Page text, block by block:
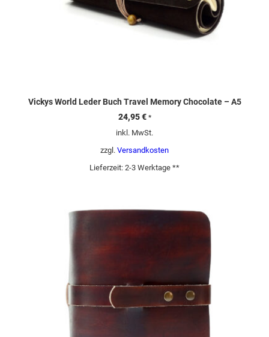
Vickys World Leder Buch Travel Memory Chocolate – A5
24,95€ *
inkl. MwSt.
zzgl. Versandkosten
Lieferzeit: 2-3 Werktage **